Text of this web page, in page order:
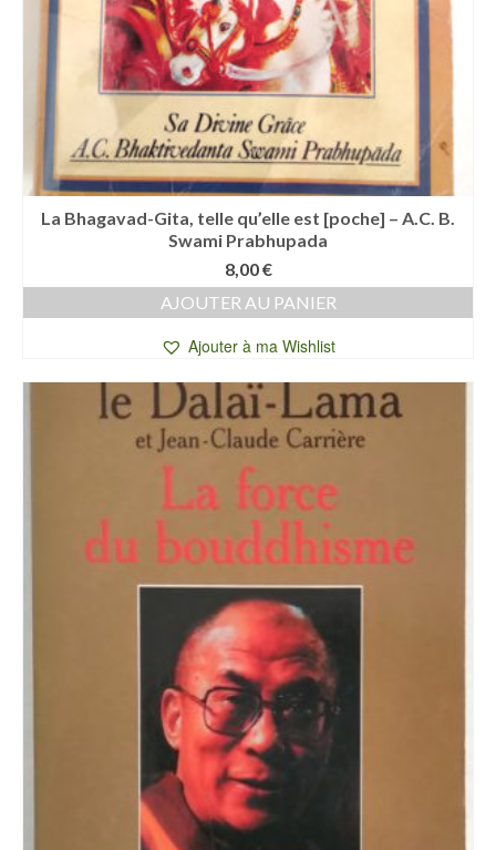
La Bhagavad-Gita, telle qu’elle est [poche] – A.C. B.
Swami Prabhupada
8,00€
AJOUTER AU PANIER
Ajouter à ma Wishlist